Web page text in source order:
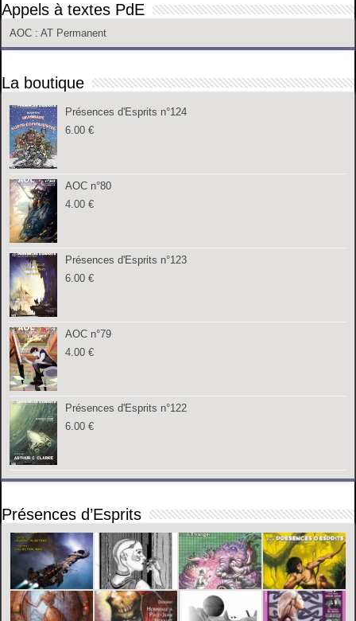
Appels à textes PdE
AOC : AT Permanent
La boutique
Présences d'Esprits n°124
6.00€
AOC n°80
4.00€
Présences d'Esprits n°123
6.00€
AOC n°79
4.00€
Présences d'Esprits n°122
6.00€
Présences d’Esprits